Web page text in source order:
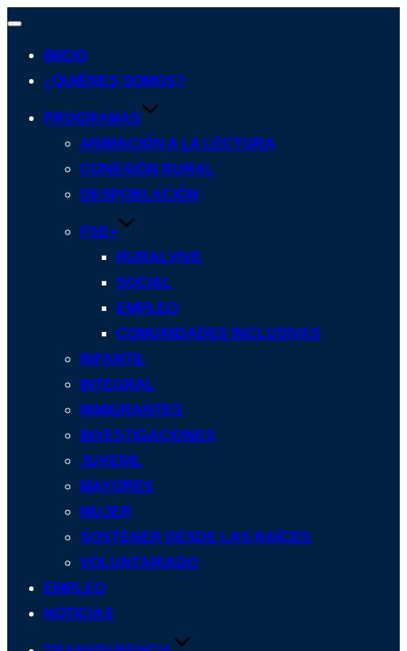
Alternar
INICIO
¿QUIÉNES SOMOS?
PROGRAMAS
ANIMACIÓN A LA LECTURA
CONEXIÓN RURAL
DESPOBLACIÓN
FSE+
RURALVIVE
SOCIAL
EMPLEO
COMUNIDADES INCLUSIVAS
INFANTIL
INTEGRAL
INMIGRANTES
INVESTIGACIONES
JUVENIL
MAYORES
MUJER
SOSTENER DESDE LAS RAÍCES
VOLUNTARIADO
EMPLEO
NOTICIAS